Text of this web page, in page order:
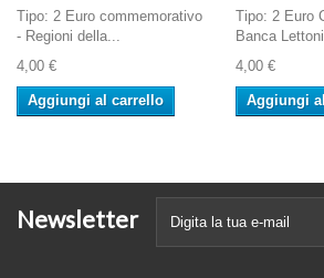
Tipo: 2 Euro commemorativo
- Regioni della...
4,00 €
Aggiungi al carrello
Tipo: 2 Euro
Banca
4,00 €
Aggiungi
Newsletter